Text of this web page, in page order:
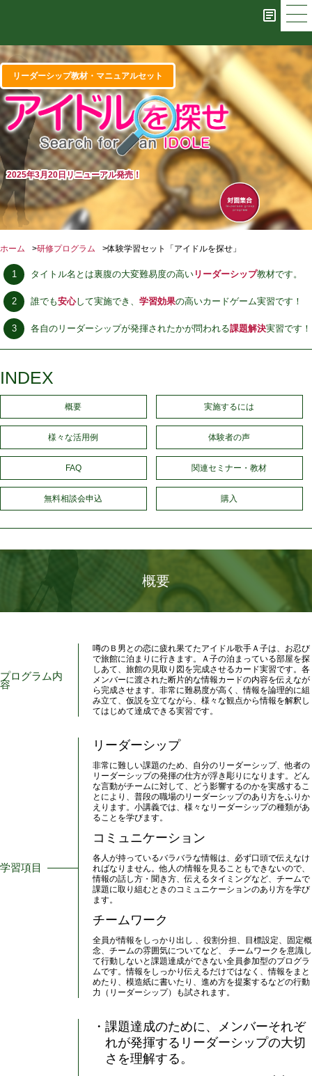
リーダーシップ教材・マニュアルセット
2025年3月20日リニューアル発売！
ホーム 研修プログラム 体験学習セット「アイドルを探せ」
タイトル名とは裏腹の大変難易度の高い リーダーシップ教材です。
誰でも安心して実施でき、 学習効果の高いカードゲーム実習です！
各自のリーダーシップが発揮されたかが問われる課題解決実習です！
INDEX
概要 実施するには
様々な活用例 体験者の声
FAQ 関連セミナー・教材
無料相談会申込 購入
概要
プログラム内
容
噂のＢ男との恋に疲れ果てたアイドル歌手Ａ子は、お忍び
で旅館に泊まりに行きます。Ａ子の泊まっている部屋を探
しあて、旅館の見取り図を完成させるカード実習です。各
メンバーに渡された断片的な情報カードの内容を伝えなが
ら完成させます。非常に難易度が高く、情報を論理的に組
み立て、仮説を立てながら、様々な観点から情報を解釈し
てはじめて達成できる実習です。
学習項目
リーダーシップ
非常に難しい課題のため、自分のリーダーシップ、他者の
リーダーシップの発揮の仕方が浮き彫りになります。どん
な言動がチームに対して、どう影響するのかを実感するこ
とにより、普段の職場のリーダーシップのあり方をふりか
えります。小講義では、様々なリーダーシップの種類があ
ることを学びます。
コミュニケーション
各人が持っているバラバラな情報は、必ず口頭で伝えなけ
ればなりません。他人の情報を見ることもできないので、
情報の話し方・聞き方、伝えるタイミングなど、チームで
課題に取り組むときのコミュニケーションのあり方を学び
ます。
チームワーク
全員が情報をしっかり出し 、役割分担、目標設定、固定概
念、チームの雰囲気についてなど、 チームワークを意識し
て行動しないと課題達成ができない全員参加型のプログラ
ムです。情報をしっかり伝えるだけではなく、情報をまと
めたり、模造紙に書いたり、進め方を提案するなどの行動
力（リーダーシップ）も試されます。
・課題達成のために、メンバーそれぞ
れが発揮するリーダーシップの大切
さを理解する。